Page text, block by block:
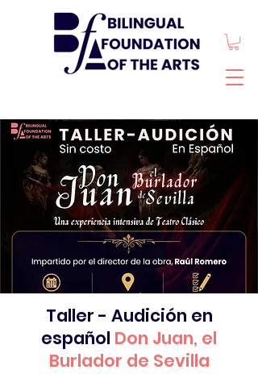
Taller - Audición en
español Don Juan, el
Burlador de Sevilla